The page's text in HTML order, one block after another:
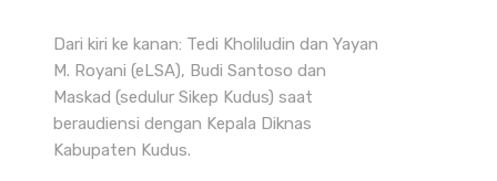
Dari kiri ke kanan: Tedi Kholiludin dan Yayan
M. Royani (eLSA), Budi Santoso dan
Maskad (sedulur Sikep Kudus) saat
beraudiensi dengan Kepala Diknas
Kabupaten Kudus.